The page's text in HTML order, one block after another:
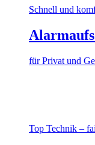
Schnell und
für Privat und
Top Technik –